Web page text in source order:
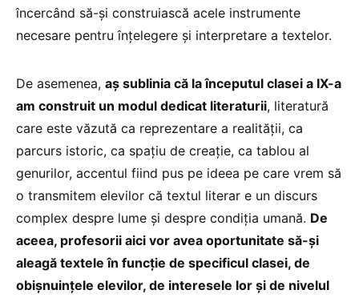
încercând să-și construiască acele instrumente
necesare pentru înțelegere și interpretare a textelor.
De asemenea, aș sublinia că la începutul clasei a IX-a
am construit un modul dedicat literaturii, literatură
care este văzută ca reprezentare a realității, ca
parcurs istoric, ca spațiu de creație, ca tablou al
genurilor, accentul fiind pus pe ideea pe care vrem să
o transmitem elevilor că textul literar e un discurs
complex despre lume și despre condiția umană. De
aceea, profesorii aici vor avea oportunitate să-și
aleagă textele în funcție de specificul clasei, de
obișnuințele elevilor, de interesele lor și de nivelul